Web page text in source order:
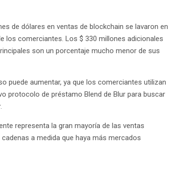
de dólares en ventas de blockchain se lavaron en
los comerciantes. Los $ 330 millones adicionales
son un porcentaje mucho menor de sus
puede aumentar, ya que los comerciantes utilizan
protocolo de préstamo Blend de Blur para buscar
representa la gran mayoría de las ventas
a medida que haya más mercados